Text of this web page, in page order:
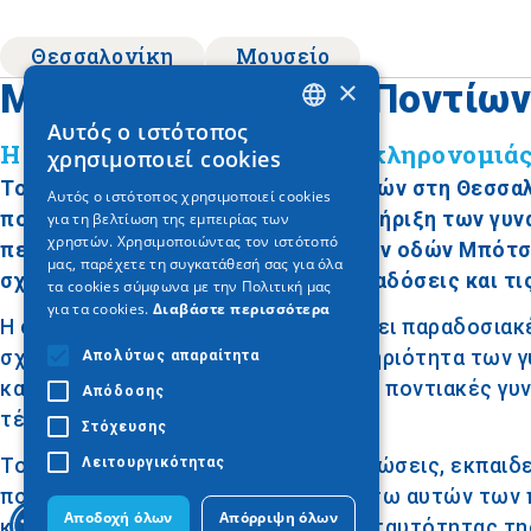
Θεσσαλονίκη Μουσείο
Μουσείο Μέριμνας
Η ανάδειξη της πολιτιστικής
Το Μουσείο Μέριμνας Ποντίων Κυριών στη
πολιτιστικής κληρονομιάς και τη στήριξη των
περιοχή της πόλης, στη συμβολή των οδών
σχετίζονται με την ιστορία, τις παραδόσεις και
Η συλλογή του μουσείου περιλαμβάνει
σχετίζονται με τη ζωή και τη δραστηριότητα των
και τα υλικά που χρησιμοποιούσαν οι ποντιακές
τέχνη και τη δημιουργικότητά τους.
Το μουσείο οργανώνει επίσης εκδηλώσεις,
ποντιακή γλώσσα και παράδοση. Μέσω αυτών των
×
Αυτός ο ιστότοπος
χρησιμοποιεί cookies
Αυτός ο ιστότοπος χρησιμοποιεί cookies
για τη βελτίωση της εμπειρίας των
χρηστών. Χρησιμοποιώντας τον ιστότοπό
μας, παρέχετε τη συγκατάθεσή σας για όλα
τα cookies σύμφωνα με την Πολιτική μας
για τα cookies. Διαβάστε περισσότερα
Απολύτως απαραίτητα
Απόδοσης
Στόχευσης
Λειτουργικότητας
Αποδοχή όλων Απόρριψη όλων